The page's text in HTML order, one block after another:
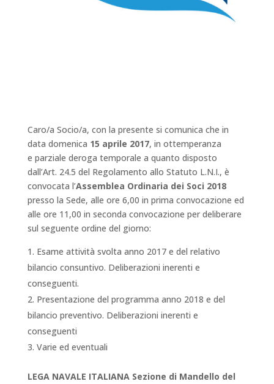
Caro/a Socio/a, con la presente si comunica che in
data domenica 15 aprile 2017, in ottemperanza
e parziale deroga temporale a quanto disposto
dall’Art. 24.5 del Regolamento allo Statuto L.N.I., è
convocata l’Assemblea Ordinaria dei Soci 2018
presso la Sede, alle ore 6,00 in prima convocazione ed
alle ore 11,00 in seconda convocazione per deliberare
sul seguente ordine del giorno:
Esame attività svolta anno 2017 e del relativo
bilancio consuntivo. Deliberazioni inerenti e
conseguenti.
Presentazione del programma anno 2018 e del
bilancio preventivo. Deliberazioni inerenti e
conseguenti
Varie ed eventuali
LEGA NAVALE ITALIANA Sezione di Mandello del